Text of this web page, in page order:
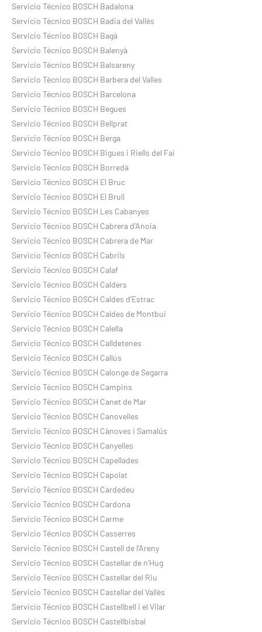
Servicio Técnico BOSCH Badalona
Servicio Técnico BOSCH Badia del Vallès
Servicio Técnico BOSCH Bagà
Servicio Técnico BOSCH Balenyà
Servicio Técnico BOSCH Balsareny
Servicio Técnico BOSCH Barbera del Valles
Servicio Técnico BOSCH Barcelona
Servicio Técnico BOSCH Begues
Servicio Técnico BOSCH Bellprat
Servicio Técnico BOSCH Berga
Servicio Técnico BOSCH Bigues i Riells del Fai
Servicio Técnico BOSCH Borredà
Servicio Técnico BOSCH El Bruc
Servicio Técnico BOSCH El Brull
Servicio Técnico BOSCH Les Cabanyes
Servicio Técnico BOSCH Cabrera d’Anoia
Servicio Técnico BOSCH Cabrera de Mar
Servicio Técnico BOSCH Cabrils
Servicio Técnico BOSCH Calaf
Servicio Técnico BOSCH Calders
Servicio Técnico BOSCH Caldes d’Estrac
Servicio Técnico BOSCH Caldes de Montbui
Servicio Técnico BOSCH Calella
Servicio Técnico BOSCH Calldetenes
Servicio Técnico BOSCH Callús
Servicio Técnico BOSCH Calonge de Segarra
Servicio Técnico BOSCH Campins
Servicio Técnico BOSCH Canet de Mar
Servicio Técnico BOSCH Canovelles
Servicio Técnico BOSCH Cànoves i Samalús
Servicio Técnico BOSCH Canyelles
Servicio Técnico BOSCH Capellades
Servicio Técnico BOSCH Capolat
Servicio Técnico BOSCH Cardedeu
Servicio Técnico BOSCH Cardona
Servicio Técnico BOSCH Carme
Servicio Técnico BOSCH Casserres
Servicio Técnico BOSCH Castell de l’Areny
Servicio Técnico BOSCH Castellar de n’Hug
Servicio Técnico BOSCH Castellar del Riu
Servicio Técnico BOSCH Castellar del Vallès
Servicio Técnico BOSCH Castellbell i el Vilar
Servicio Técnico BOSCH Castellbisbal